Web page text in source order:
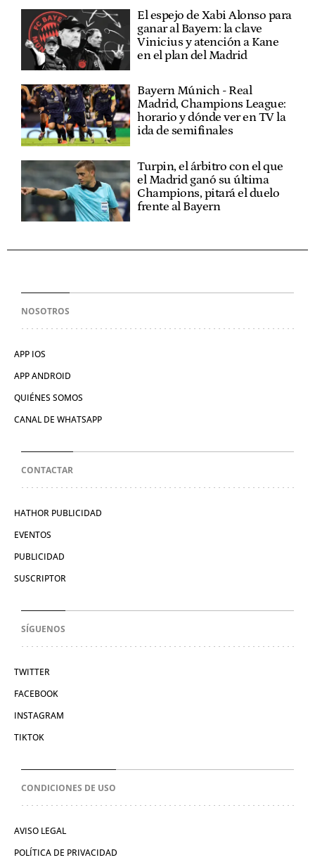
El espejo de Xabi Alonso para
ganar al Bayern: la clave
Vinicius y atención a Kane
en el plan del Madrid
Bayern Múnich - Real
Madrid, Champions League:
horario y dónde ver en TV la
ida de semifinales
Turpin, el árbitro con el que
el Madrid ganó su última
Champions, pitará el duelo
frente al Bayern
NOSOTROS
APP IOS
APP ANDROID
QUIÉNES SOMOS
CANAL DE WHATSAPP
CONTACTAR
HATHOR PUBLICIDAD
EVENTOS
PUBLICIDAD
SUSCRIPTOR
SÍGUENOS
TWITTER
FACEBOOK
INSTAGRAM
TIKTOK
CONDICIONES DE USO
AVISO LEGAL
POLÍTICA DE PRIVACIDAD